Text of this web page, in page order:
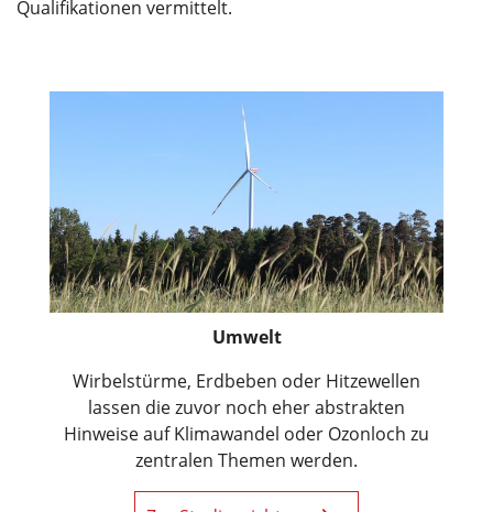
Qualifikationen vermittelt.
Umwelt
Wirbelstürme, Erdbeben oder Hitzewellen
lassen die zuvor noch eher abstrakten
Hinweise auf Klimawandel oder Ozonloch zu
zentralen Themen werden.